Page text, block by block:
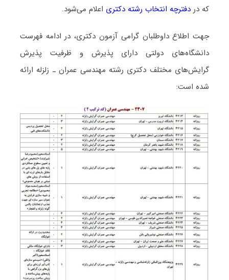
که در دفترچه انتخاب رشته دکتری اعلام می‌شود.
جهت اطلاع داوطلبان گرامی آزمون دکتری، در ادامه فهرست
دانشگاه‌های دولتی دارای پذیرش و ظرفیت پذیرش
گرایش‌های مختلف دکتری رشته ﻣﻬﻨﺪسی ﻋﻤﺮان ـ زﻟﺰﻟﻪ ارائه
شده است: